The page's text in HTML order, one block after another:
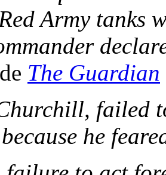
Army tanks
The Guardian
failed
he